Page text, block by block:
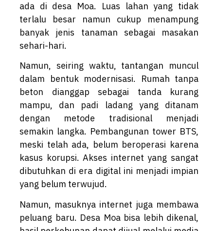
ada di desa Moa. Luas lahan yang tidak
terlalu besar namun cukup menampung
banyak jenis tanaman sebagai masakan
sehari-hari.
Namun, seiring waktu, tantangan muncul
dalam bentuk modernisasi. Rumah tanpa
beton dianggap sebagai tanda kurang
mampu, dan padi ladang yang ditanam
dengan metode tradisional menjadi
semakin langka. Pembangunan tower BTS,
meski telah ada, belum beroperasi karena
kasus korupsi. Akses internet yang sangat
dibutuhkan di era digital ini menjadi impian
yang belum terwujud.
Namun, masuknya internet juga membawa
peluang baru. Desa Moa bisa lebih dikenal,